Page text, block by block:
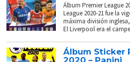
Álbum Premier League
League 2020-21 fue la
máxima división
El Liverpool era el
Álbum Sticker
2020 – Panini